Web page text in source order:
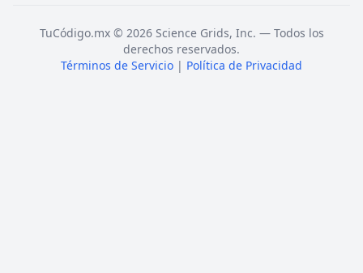
TuCódigo.mx © 2026 Science Grids, Inc. — Todos los
derechos reservados.
Términos de Servicio | Política de Privacidad